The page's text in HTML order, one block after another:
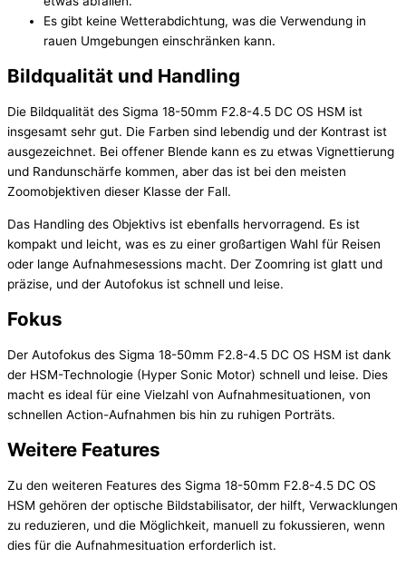
Es gibt keine Wetterabdichtung, was die Verwendung in
rauen Umgebungen einschränken kann.
Bildqualität und Handling
Die Bildqualität des Sigma 18-50mm F2.8-4.5 DC OS HSM ist
insgesamt sehr gut. Die Farben sind lebendig und der Kontrast ist
ausgezeichnet. Bei offener Blende kann es zu etwas Vignettierung
und Randunschärfe kommen, aber das ist bei den meisten
Zoomobjektiven dieser Klasse der Fall.
Das Handling des Objektivs ist ebenfalls hervorragend. Es ist
kompakt und leicht, was es zu einer großartigen Wahl für Reisen
oder lange Aufnahmesessions macht. Der Zoomring ist glatt und
präzise, und der Autofokus ist schnell und leise.
Fokus
Der Autofokus des Sigma 18-50mm F2.8-4.5 DC OS HSM ist dank
der HSM-Technologie (Hyper Sonic Motor) schnell und leise. Dies
macht es ideal für eine Vielzahl von Aufnahmesituationen, von
schnellen Action-Aufnahmen bis hin zu ruhigen Porträts.
Weitere Features
Zu den weiteren Features des Sigma 18-50mm F2.8-4.5 DC OS
HSM gehören der optische Bildstabilisator, der hilft, Verwacklungen
zu reduzieren, und die Möglichkeit, manuell zu fokussieren, wenn
dies für die Aufnahmesituation erforderlich ist.